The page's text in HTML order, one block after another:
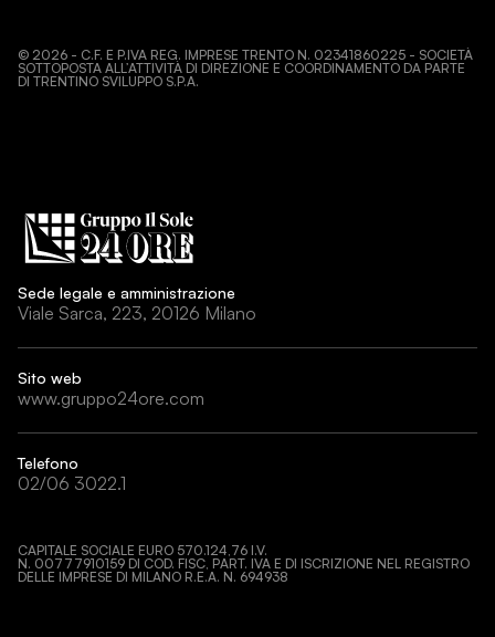
© 2026 - C.F. E P.IVA REG. IMPRESE TRENTO N. 02341860225 - SOCIETÀ
SOTTOPOSTA ALL’ATTIVITÀ DI DIREZIONE E COORDINAMENTO DA PARTE
DI TRENTINO SVILUPPO S.P.A.
Sede legale e amministrazione
Viale Sarca, 223, 20126 Milano
Sito web
www.gruppo24ore.com
Telefono
02/06 3022.1
CAPITALE SOCIALE EURO 570.124,76 I.V.
N. 00777910159 DI COD. FISC, PART. IVA E DI ISCRIZIONE NEL REGISTRO
DELLE IMPRESE DI MILANO R.E.A. N. 694938